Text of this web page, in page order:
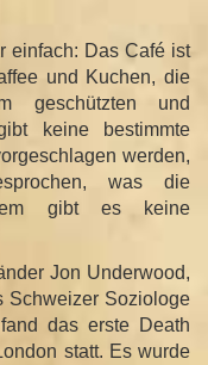
einfach: Das Café ist
und Kuchen, die
geschützten und
keine bestimmte
werden,
was die
gibt es keine
Jon Underwood,
Schweizer Soziologe
das erste Death
statt. Es wurde